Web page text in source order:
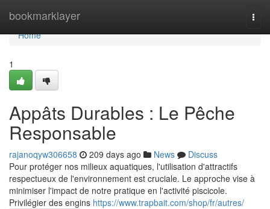
bookmarklayer
Home
Home
1
Appâts Durables : Le Pêche
Responsable
rajanoqyw306658 209 days ago News
Discuss
Pour protéger nos milieux aquatiques, l'utilisation d'attractifs
respectueux de l'environnement est cruciale. Le approche vise à
minimiser l'impact de notre pratique en l'activité piscicole.
Privilégier des engins https://www.trapbait.com/shop/fr/autres/